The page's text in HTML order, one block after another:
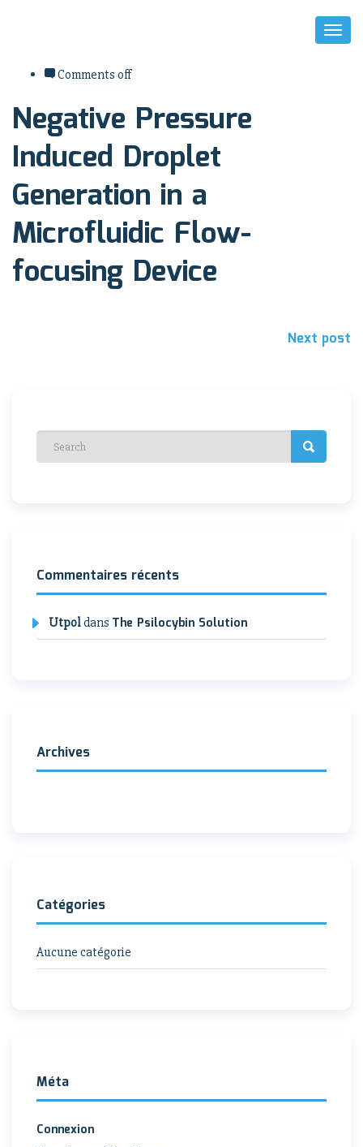
Toggle
Comments off
Negative Pressure
Induced Droplet
Generation in a
Microfluidic Flow-
focusing Device
Next post
Commentaires récents
Utpoldans The Psilocybin Solution
Archives
Catégories
Aucune catégorie
Méta
Connexion